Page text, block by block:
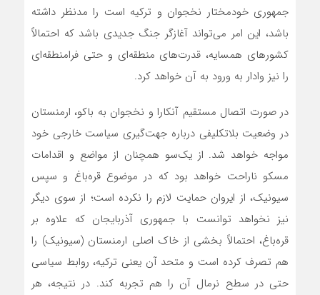
جمهوری خودمختار نخجوان و ترکیه است را مدنظر داشته
باشد، این امر می‌تواند آغازگر جنگ جدیدی باشد که احتمالاً
کشور‌های همسایه، قدرت‌های منطقه‌ای و حتی فرا‌منطقه‌ای
را نیز وادار به ورود به آن خواهد کرد.
در صورت اتصال مستقیم آنکارا و نخجوان به باکو، ارمنستان
در وضعیت بلاتکلیفی درباره جهت‌گیری سیاست خارجی خود
مواجه خواهد شد. از یک‌سو همچنان از مواضع و اقدامات
مسکو ناراحت خواهد بود که در موضوع قره‌باغ و سپس
سیونیک، از ایروان حمایت لازم را نکرده است؛ از سوی دیگر
نیز نخواهد توانست با جمهوری آذربایجان که علاوه بر
قره‌باغ، احتمالاً بخشی از خاک اصلی ارمنستان (سیونیک) را
هم تصرف کرده است و متحد آن یعنی ترکیه، روابط سیاسی
حتی در سطح نرمال آن را هم تجربه کند. در نتیجه، هر